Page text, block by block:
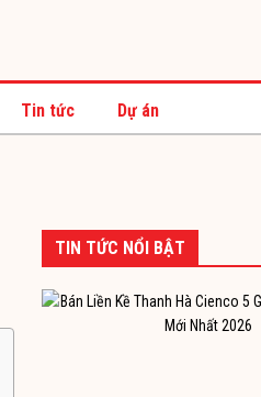
Tin tức Dự án
TIN TỨC NỔI BẬT